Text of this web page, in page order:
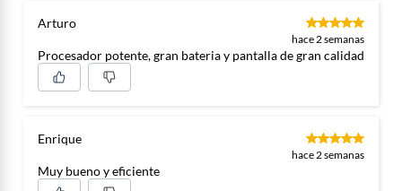
Arturo
hace 2 semanas
Procesador potente, gran bateria y pantalla de gran calidad
Enrique
hace 2 semanas
Muy bueno y eficiente